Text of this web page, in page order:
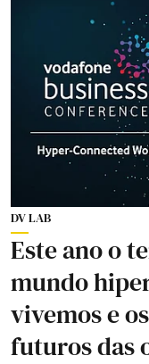
DV LAB
Este ano o
mundo
vivemos e
futuros das